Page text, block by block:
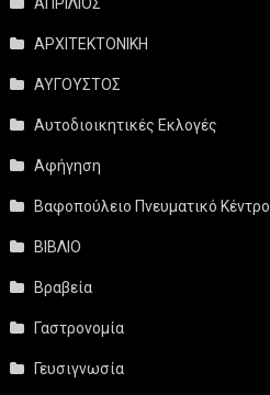
ΑΡΧΙΤΕΚΤΟΝΙΚΗ
ΑΥΓΟΥΣΤΟΣ
Αυτοδιοικητικές Εκλογές
Αφήγηση
Βαφοπούλειο Πνευματικό Κέντρο
ΒΙΒΛΙΟ
Βραβεία
Γαστρονομία
Γευσιγνωσία